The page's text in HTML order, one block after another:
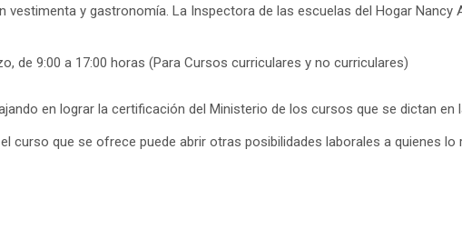
y gastronomía. La Inspectora de las escuelas del Hogar Nancy
de 9:00 a 17:00 horas (Para Cursos curriculares y no curriculares)
en lograr la certificación del Ministerio de los cursos que se dictan en
curso que se ofrece puede abrir otras posibilidades laborales a quienes lo